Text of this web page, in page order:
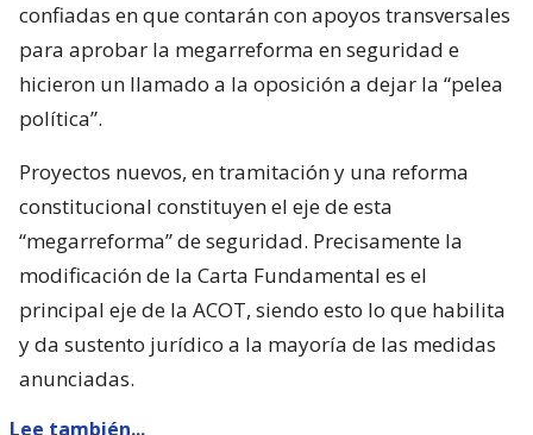
confiadas en que contarán con apoyos transversales
para aprobar la megarreforma en seguridad e
hicieron un llamado a la oposición a dejar la “pelea
política”.
Proyectos nuevos, en tramitación y una reforma
constitucional constituyen el eje de esta
“megarreforma” de seguridad. Precisamente la
modificación de la Carta Fundamental es el
principal eje de la ACOT, siendo esto lo que habilita
y da sustento jurídico a la mayoría de las medidas
anunciadas.
Lee también...